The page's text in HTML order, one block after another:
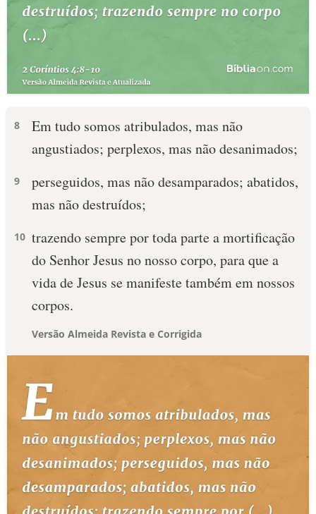
8
Em tudo somos atribulados, mas não
angustiados; perplexos, mas não desanimados;
9
perseguidos, mas não desamparados; abatidos,
mas não destruídos;
10 trazendo sempre por toda parte a mortificação
do Senhor Jesus no nosso corpo, para que a
vida de Jesus se manifeste também em nossos
corpos.
Versão Almeida Revista e Corrigida